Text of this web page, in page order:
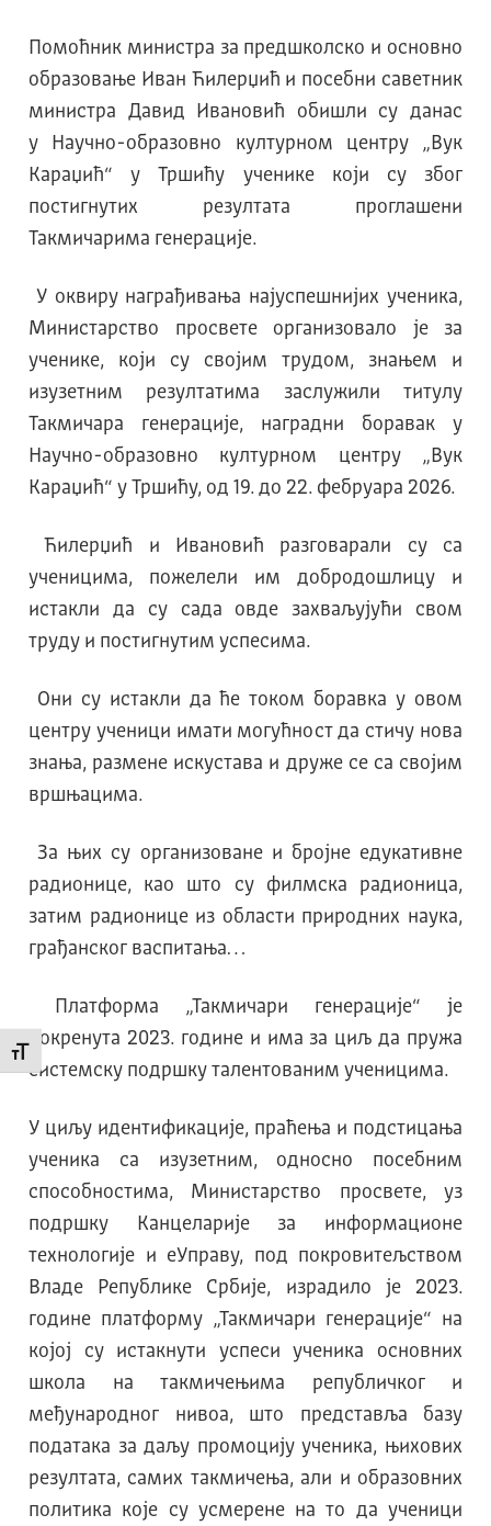
Промени величину слова
Помоћник министра за предшколско и основно
образовање Иван Ћилерџић и посебни саветник
министра Давид Ивановић обишли су данас
у
Научно-образовно културном центру „Вук
Караџић“ у Тршићу ученике који су због
постигнутих резултата проглашени
Такмичарима генерације.
У оквиру награђивања најуспешнијих ученика,
Министарство просвете организовало је за
ученике, који су својим трудом, знањем и
изузетним резултатима заслужили титулу
Такмичара генерације, наградни боравак у
Научно-образовно културном центру „Вук
Караџић“ у Тршићу, од 19. до 22. фебруара 2026.
Ћилерџић и Ивановић разговарали су са
ученицима, пожелели им добродошлицу и
истакли да су сада овде захваљујући свом
труду и постигнутим успесима.
Они су истакли да ће током боравка у овом
центру ученици имати могућност да стичу новa
знања, размене искустава и друже се са својим
вршњацима.
За њих су организоване и бројне едукативне
радионице, као што су филмска радионица,
затим радионице из области природних наука,
грађанског васпитања…
Платформа „Такмичари генерације“ је
покренута 2023. године и има за циљ да пружа
системску подршку талентованим ученицима.
У циљу идентификације, праћења и подстицања
ученика са изузетним, односно посебним
способностима, Министарство просвете, уз
подршку Канцеларије за информационе
технологије и еУправу, под покровитељством
Владе Републике Србије, израдило је 2023.
године платформу „Такмичари генерације“ на
којој су истакнути успеси ученика основних
школа на такмичењима републичког и
међународног нивоа, што представља базу
података за даљу промоцију ученика, њихових
резултата, самих такмичења, али и образовних
политика које су усмерене на то да ученици